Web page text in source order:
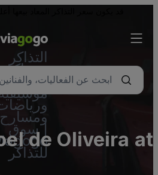
التذاكر
- تذاكر
حفلات
موسيقية
ورياضات
ومسارح
| سوق
viagogo
للتذاكر
de Oliveira
São Jorge